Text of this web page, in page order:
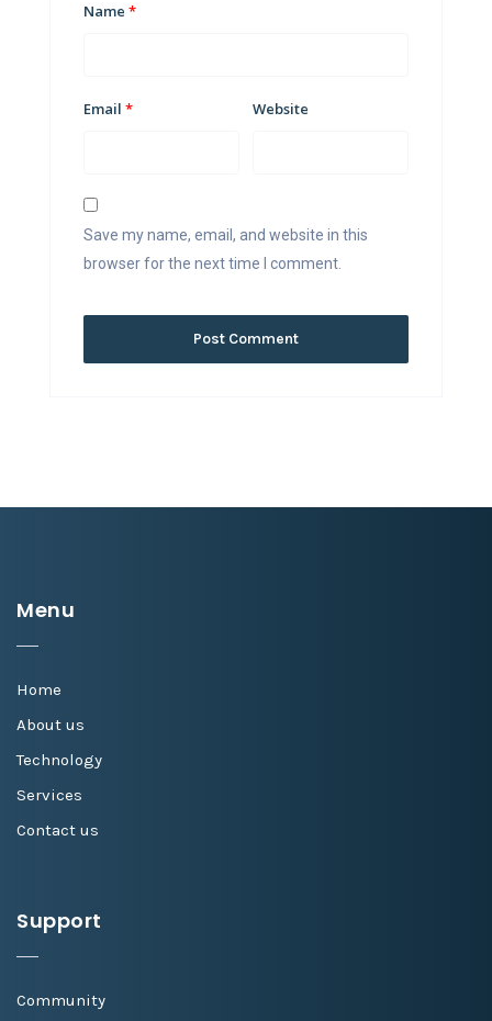
Name *
Email * Website
Save my name, email, and website in this
browser for the next time I comment.
Menu
Home
About us
Technology
Services
Contact us
Support
Community